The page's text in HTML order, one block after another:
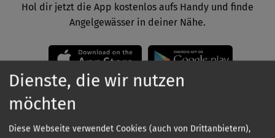
Hol dir jetzt die App kostenlos aufs Handy und finde
Angelgewässer in deiner Nähe.
Dienste, die wir nutzen
möchten
Diese Webseite verwendet Cookies (auch von Drittanbietern),